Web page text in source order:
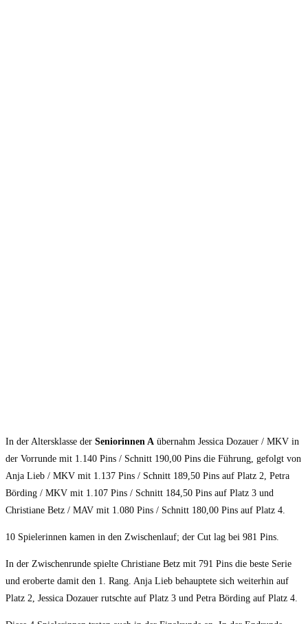
In der Altersklasse der Seniorinnen A übernahm Jessica Dozauer / MKV in
der Vorrunde mit 1.140 Pins / Schnitt 190,00 Pins die Führung, gefolgt von
Anja Lieb / MKV mit 1.137 Pins / Schnitt 189,50 Pins auf Platz 2, Petra
Börding / MKV mit 1.107 Pins / Schnitt 184,50 Pins auf Platz 3 und
Christiane Betz / MAV mit 1.080 Pins / Schnitt 180,00 Pins auf Platz 4.
10 Spielerinnen kamen in den Zwischenlauf; der Cut lag bei 981 Pins.
In der Zwischenrunde spielte Christiane Betz mit 791 Pins die beste Serie
und eroberte damit den 1. Rang. Anja Lieb behauptete sich weiterhin auf
Platz 2, Jessica Dozauer rutschte auf Platz 3 und Petra Börding auf Platz 4.